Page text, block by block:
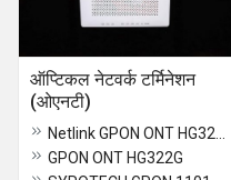
ऑप्टिकल नेटवर्क टर्मिनेशन
(ओएनटी)
GPON ONT HG322G